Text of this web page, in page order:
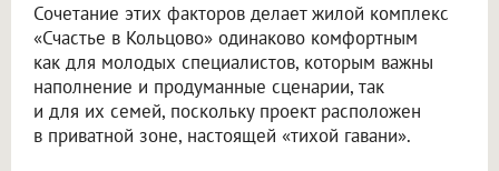
Сочетание этих факторов делает жилой комплекс
«Счастье в Кольцово» одинаково комфортным
как для молодых специалистов, которым важны
наполнение и продуманные сценарии, так
и для их семей, поскольку проект расположен
в приватной зоне, настоящей «тихой гавани».